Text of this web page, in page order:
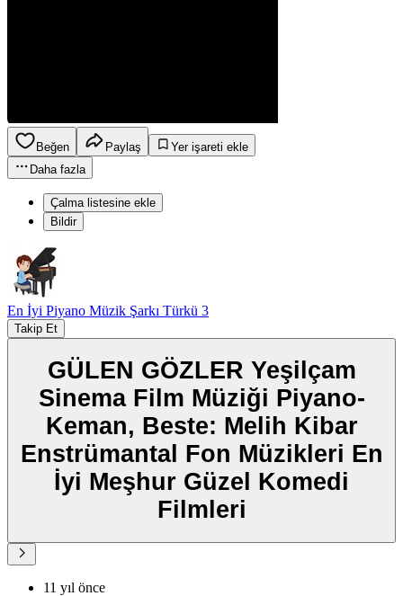
Beğen Paylaş
Yer işareti ekle
Daha fazla
Çalma listesine ekle
Bildir
En İyi Piyano Müzik Şarkı Türkü 3
Takip Et
GÜLEN GÖZLER Yeşilçam
Sinema Film Müziği Piyano-
Keman, Beste: Melih Kibar
Enstrümantal Fon Müzikleri En
İyi Meşhur Güzel Komedi
Filmleri
11 yıl önce